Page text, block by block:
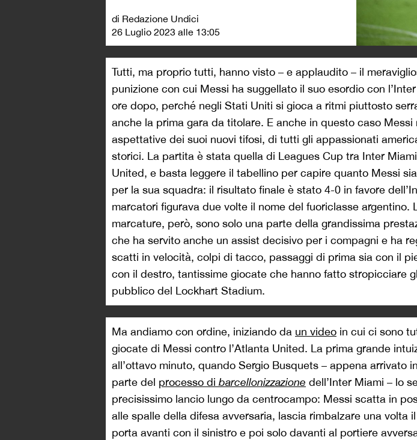
di Redazione Undici
26 Luglio 2023 alle 13:05
Tutti, ma proprio tutti, hanno visto – e applaudito – il
punizione con cui Messi ha suggellato il suo esordio con
ore dopo, perché negli Stati Uniti si gioca a ritmi piuttosto
anche la prima gara da titolare. E anche in questo caso
aspettative dei suoi nuovi tifosi, di tutti gli appassionati
storici. La partita è stata quella di Leagues Cup tra Inter
United, e basta leggere il tabellino per capire quanto Messi
per la sua squadra: il risultato finale è stato 4-0 in favore
marcatori figurava due volte il nome del fuoriclasse argentino.
marcature, però, sono solo una parte della grandissima
che ha servito anche un assist decisivo per i compagni e ha
scatti in velocità, colpi di tacco, passaggi di prima sia con il
con il destro, tantissime giocate che hanno fatto stropicciare
pubblico del Lockhart Stadium.
Ma andiamo con ordine, iniziando da un video in cui ci sono
giocate di Messi contro l’Atlanta United. La prima grande
all’ottavo minuto, quando Sergio Busquets – appena arrivato
parte del processo di barcellonizzazione dell’Inter Miami – lo
precisissimo lancio lungo da centrocampo: Messi scatta in
alle spalle della difesa avversaria, lascia rimbalzare una volta
porta avanti con il sinistro e poi solo davanti al portiere